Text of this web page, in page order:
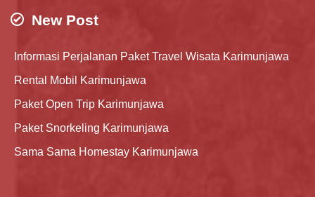
New Post
Informasi Perjalanan Paket Travel Wisata Karimunjawa
Rental Mobil Karimunjawa
Paket Open Trip Karimunjawa
Paket Snorkeling Karimunjawa
Sama Sama Homestay Karimunjawa